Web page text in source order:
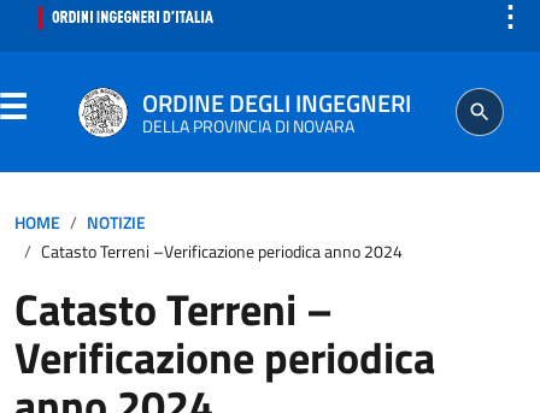
⋮
ORDINE DEGLI INGEGNERI
DELLA PROVINCIA DI NOVARA
ISCRITTO
HOME
NOTIZIE
Catasto Terreni –Verificazione periodica anno 2024
Catasto Terreni –
Verificazione periodica